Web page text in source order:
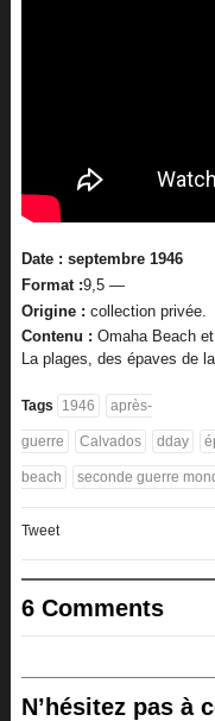
Date : septembre 1946
Format :9,5 —
Origine : collection privée.
Contenu : Omaha Beach
La plages, des épaves de
Tags 1946 après-
guerre Calvados dday
beach seconde guerre
Tweet
6 Comments
N’hésitez pas à